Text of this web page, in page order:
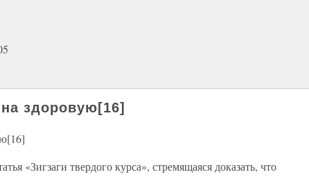
здоровую[16]
«Зигзаги твердого курса», стремящаяся доказать, что